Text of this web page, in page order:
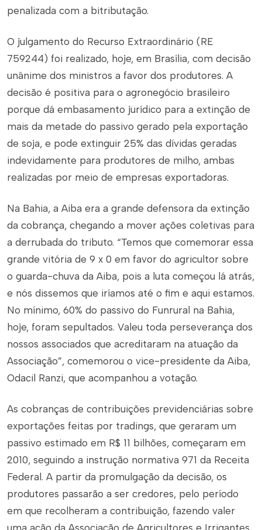
penalizada com a bitributação.
O julgamento do Recurso Extraordinário (RE
759244) foi realizado, hoje, em Brasília, com decisão
unânime dos ministros a favor dos produtores. A
decisão é positiva para o agronegócio brasileiro
porque dá embasamento jurídico para a extinção de
mais da metade do passivo gerado pela exportação
de soja, e pode extinguir 25% das dívidas geradas
indevidamente para produtores de milho, ambas
realizadas por meio de empresas exportadoras.
Na Bahia, a Aiba era a grande defensora da extinção
da cobrança, chegando a mover ações coletivas para
a derrubada do tributo. “Temos que comemorar essa
grande vitória de 9 x 0 em favor do agricultor sobre
o guarda-chuva da Aiba, pois a luta começou lá atrás,
e nós dissemos que iríamos até o fim e aqui estamos.
No mínimo, 60% do passivo do Funrural na Bahia,
hoje, foram sepultados. Valeu toda perseverança dos
nossos associados que acreditaram na atuação da
Associação”, comemorou o vice-presidente da Aiba,
Odacil Ranzi, que acompanhou a votação.
As cobranças de contribuições previdenciárias sobre
exportações feitas por tradings, que geraram um
passivo estimado em R$ 11 bilhões, começaram em
2010, seguindo a instrução normativa 971 da Receita
Federal. A partir da promulgação da decisão, os
produtores passarão a ser credores, pelo período
em que recolheram a contribuição, fazendo valer
uma ação da Associação de Agricultores e Irrigantes